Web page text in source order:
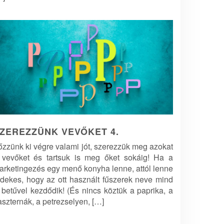
VEVŐKET 4.
ki végre valami jót, szerezzük meg azokat
és tartsuk is meg őket sokáig! Ha a
egy menő konyha lenne, attól lenne
hogy az ott használt fűszerek neve mind
kezdődik! (És nincs köztük a paprika, a
a petrezselyen, […]